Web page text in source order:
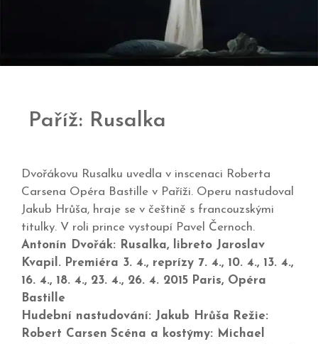
Paříž: Rusalka
Dvořákovu Rusalku uvedla v inscenaci Roberta
Carsena Opéra Bastille v Paříži. Operu nastudoval
Jakub Hrůša, hraje se v češtině s francouzskými
titulky. V roli prince vystoupí Pavel Černoch.
Antonín Dvořák: Rusalka, libreto Jaroslav
Kvapil. Premiéra 3. 4., reprízy 7. 4., 10. 4., 13. 4.,
16. 4., 18. 4., 23. 4., 26. 4. 2015 Paris, Opéra
Bastille
Hudební nastudování: Jakub Hrůša Režie:
Robert Carsen Scéna a kostýmy: Michael